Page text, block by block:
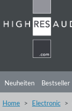
Neuheiten Bestseller
Hörtipps Top Alben
Home Electronic